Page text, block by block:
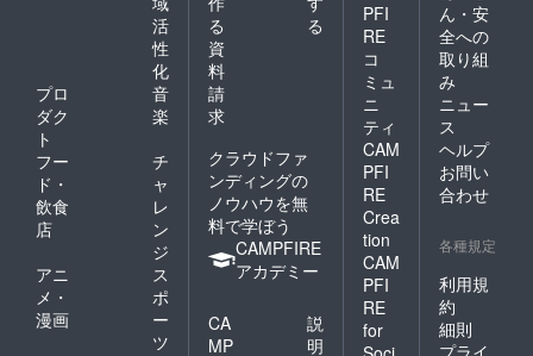
活
性
化
プロ
ダク
ト
音
楽
フー
ド・
飲食
店
チ
ャ
レ
ン
ジ
アニ
メ・
漫画
ス
ポ
ー
ツ
る
る
資
料
請
求
クラウドファ
ンディングの
ノウハウを無
料で学ぼう
CAMPFIRE
アカデミー
CA
MP
説
明
PFI
RE
コ
ミュ
ニ
ティ
CAM
PFI
RE
Crea
tion
CAM
PFI
RE
for
ん・安
全への
取り組
み
ニュー
ス
ヘルプ
お問い
合わせ
各種規定
利用規
約
細則
プライ